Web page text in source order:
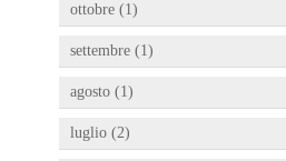
ottobre (1)
settembre (1)
agosto (1)
luglio (2)